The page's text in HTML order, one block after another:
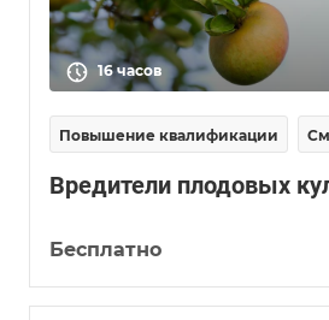
16 часов
Повышение квалификации
Вредители плодовых
Бесплатно